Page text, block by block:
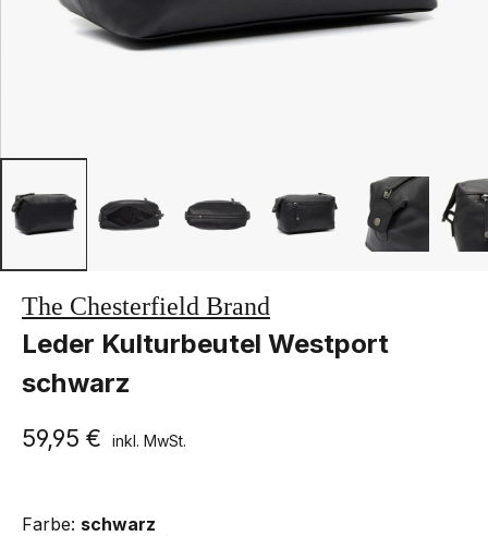
The Chesterfield Brand
Leder Kulturbeutel Westport
schwarz
59,95 € inkl. MwSt.
Farbe: schwarz